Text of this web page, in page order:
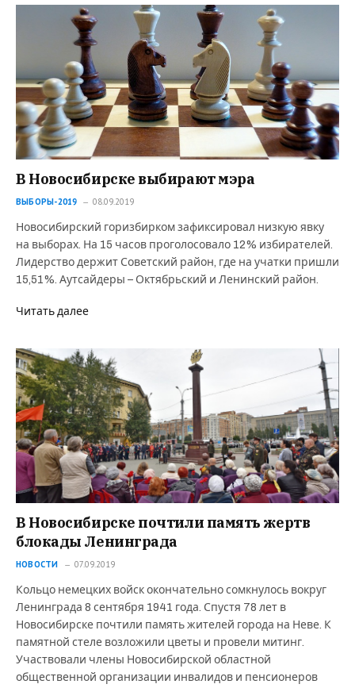
В Новосибирске выбирают мэра
ВЫБОРЫ-2019 08.09.2019
Новосибирский горизбирком зафиксировал низкую явку
на выборах. На 15 часов проголосовало 12% избирателей.
Лидерство держит Советский район, где на учатки пришли
15,51%. Аутсайдеры – Октябрьский и Ленинский район.
Читать далее
В Новосибирске почтили память жертв
блокады Ленинграда
НОВОСТИ 07.09.2019
Кольцо немецких войск окончательно сомкнулось вокруг
Ленинграда 8 сентября 1941 года. Спустя 78 лет в
Новосибирске почтили память жителей города на Неве. К
памятной стеле возложили цветы и провели митинг.
Участвовали члены Новосибирской областной
общественной организации инвалидов и пенсионеров